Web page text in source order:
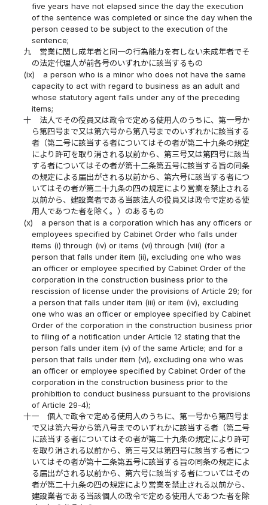
five years have not elapsed since the day the execution
of the sentence was completed or since the day when the
person ceased to be subject to the execution of the
sentence;
九
営業に関し成年者と同一の行為能力を有しない未成年者でそ
の法定代理人が前各号のいずれかに該当するもの
(ix)
a person who is a minor who does not have the same
capacity to act with regard to business as an adult and
whose statutory agent falls under any of the preceding
items;
十
法人でその役員又は政令で定める使用人のうちに、第一号か
ら第四号まで又は第六号から第八号までのいずれかに該当する
者（第二号に該当する者についてはその者が第二十九条の規定
により許可を取り消される以前から、第三号又は第四号に該当
する者についてはその者が第十二条第五号に該当する旨の同条
の規定による届出がされる以前から、第六号に該当する者につ
いてはその者が第二十九条の四の規定により営業を禁止される
以前から、建設業者である当該法人の役員又は政令で定める使
用人であつた者を除く。）のあるもの
(x)
a person that is a corporation which has any officers or
employees specified by Cabinet Order who falls under
items (i) through (iv) or items (vi) through (viii) (for a
person that falls under item (ii), excluding one who was
an officer or employee specified by Cabinet Order of the
corporation in the construction business prior to the
rescission of license under the provisions of Article 29; for
a person that falls under item (iii) or item (iv), excluding
one who was an officer or employee specified by Cabinet
Order of the corporation in the construction business prior
to filing of a notification under Article 12 stating that the
person falls under item (v) of the same Article; and for a
person that falls under item (vi), excluding one who was
an officer or employee specified by Cabinet Order of the
corporation in the construction business prior to the
prohibition to conduct business pursuant to the provisions
of Article 29-4);
十一
個人で政令で定める使用人のうちに、第一号から第四号ま
で又は第六号から第八号までのいずれかに該当する者（第二号
に該当する者についてはその者が第二十九条の規定により許可
を取り消される以前から、第三号又は第四号に該当する者につ
いてはその者が第十二条第五号に該当する旨の同条の規定によ
る届出がされる以前から、第六号に該当する者についてはその
者が第二十九条の四の規定により営業を禁止される以前から、
建設業者である当該個人の政令で定める使用人であつた者を除